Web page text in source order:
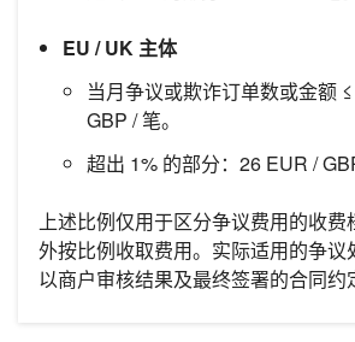
EU / UK 主体
当月争议或欺诈订单数或金额
GBP / 笔。
超出 1% 的部分：26 EUR /
上述比例仅用于区分争议费用的收费
外按比例收取费用。实际适用的争议
以商户审核结果及最终签署的合同约